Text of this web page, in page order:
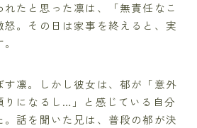
たと思った凛は、「無責任なこ
怒。その日は家事を終えると、実
凛。しかし彼女は、郁が「意外
りになるし…」と感じている自分
。話を聞いた兄は、普段の郁が決